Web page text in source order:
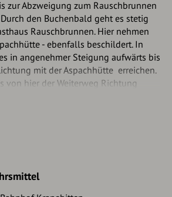
zur Abzweigung zum Rauschbrunnen
den Buchenbald geht es stetig
Rauschbrunnen. Hier nehmen
- ebenfalls beschildert. In
in angenehmer Steigung aufwärts bis
mit der Aspachhütte erreichen.
von hier der Weiterweg Richtung
Weg nach rechts ab und quert das
auf den Brandjochboden. Von
direkt nach Norden zuerst noch
über den schottrigen Grasrücken auf